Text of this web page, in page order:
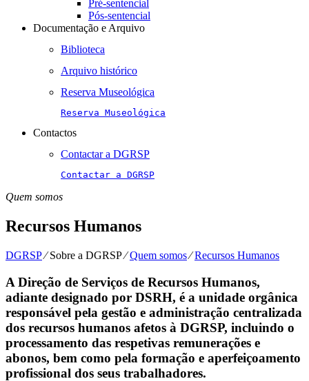
Pré-sentencial
Pós-sentencial
Documentação e Arquivo
Biblioteca
Arquivo histórico
Reserva Museológica
Reserva Museológica
Contactos
Contactar a DGRSP
Contactar a DGRSP
Quem somos
Recursos Humanos
DGRSP⁄Sobre a DGRSP⁄Quem somos⁄Recursos Humanos
A Direção de Serviços de Recursos Humanos,
adiante designado por DSRH, é a unidade orgânica
responsável pela gestão e administração centralizada
dos recursos humanos afetos à DGRSP, incluindo o
processamento das respetivas remunerações e
abonos, bem como pela formação e aperfeiçoamento
profissional dos seus trabalhadores.